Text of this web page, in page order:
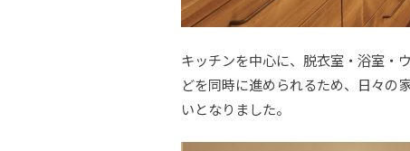
キッチンを中心に、脱衣室・浴室・
どを同時に進められるため、日々の
いとなりました。